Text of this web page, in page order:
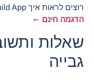
רוצים לראות איך Build App פותרת את הבעיה הזו?
הדגמה חינם ←
שאלות
גבייה